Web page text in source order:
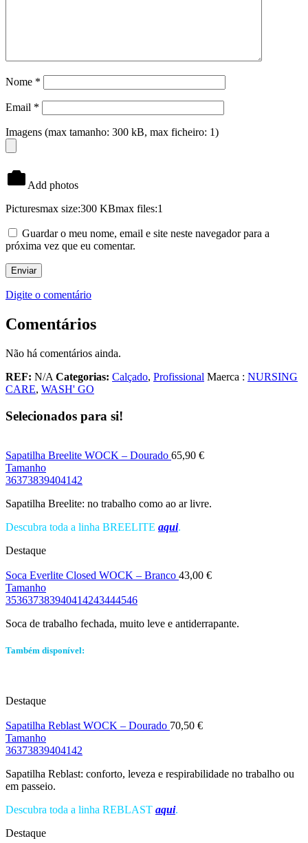
Nome *
Email *
Imagens (max tamanho: 300 kB, max ficheiro: 1)
Add photos
Picturesmax size:300 KBmax files:1
Guardar o meu nome, email e site neste navegador para a
próxima vez que eu comentar.
Digite o comentário
Comentários
Não há comentários ainda.
REF: N/A Categorias: Calçado, Profissional Maerca : NURSING
CARE, WASH' GO
Selecionados para si!
Sapatilha Breelite WOCK – Dourado 65,90 €
Tamanho
36373839404142
Sapatilha Breelite: no trabalho como ao ar livre.
Descubra toda a linha BREELITE aqui.
Destaque
Soca Everlite Closed WOCK – Branco 43,00 €
Tamanho
353637383940414243444546
Soca de trabalho fechada, muito leve e antiderrapante.
Também disponível:
Destaque
Sapatilha Reblast WOCK – Dourado 70,50 €
Tamanho
36373839404142
Sapatilha Reblast: conforto, leveza e respirabilidade no trabalho ou
em passeio.
Descubra toda a linha REBLAST aqui.
Destaque